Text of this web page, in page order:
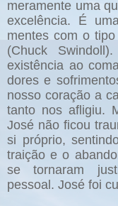
meramente uma
excelência. É
mentes com o
(Chuck
existência ao
dores e
nosso coração a
tanto nos afligiu.
José não ficou
si próprio,
traição e o
se tornaram
pessoal. José foi